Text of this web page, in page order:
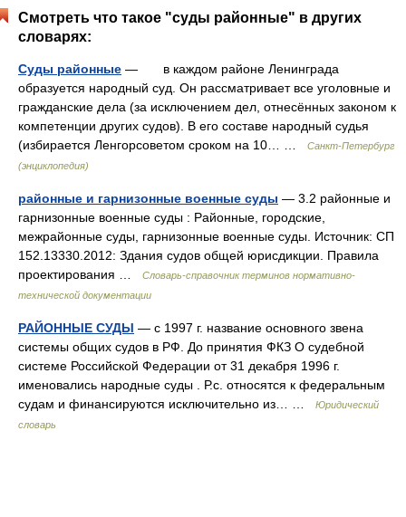
Смотреть что такое "суды районные" в других
словарях:
Суды районные — в каждом районе Ленинграда
образуется народный суд. Он рассматривает все уголовные и
гражданские дела (за исключением дел, отнесённых законом к
компетенции других судов). В его составе народный судья
(избирается Ленгорсоветом сроком на 10… …
Санкт-Петербург
(энциклопедия)
районные и гарнизонные военные суды — 3.2 районные и
гарнизонные военные суды : Районные, городские,
межрайонные суды, гарнизонные военные суды. Источник: СП
152.13330.2012: Здания судов общей юрисдикции. Правила
проектирования …
Словарь-справочник терминов нормативно-
технической документации
РАЙОННЫЕ СУДЫ — с 1997 г. название основного звена
системы общих судов в РФ. До принятия ФКЗ О судебной
системе Российской Федерации от 31 декабря 1996 г.
именовались народные суды . Р.с. относятся к федеральным
судам и финансируются исключительно из… …
Юридический
словарь